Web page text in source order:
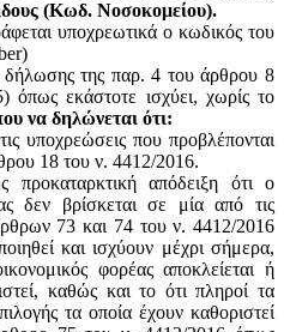
(Κωδ. Νοσοκομείου).
υποχρεωτικά ο κωδικός του
της παρ. 4 του άρθρου 8
εκάστοτε ισχύει, χωρίς το
να δηλώνεται ότι:
υποχρεώσεις που προβλέπονται
18 του ν. 4412/2016.
προκαταρκτική απόδειξη ότι ο
δεν βρίσκεται σε μία από τις
73 και 74 του ν. 4412/2016
και ισχύουν μέχρι σήμερα,
φορέας αποκλείεται ή
καθώς και το ότι πληροί τα
τα οποία έχουν καθοριστεί